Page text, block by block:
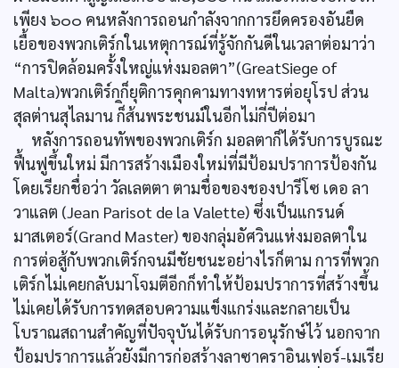
เพียง ๖๐๐ คนหลังการถอนกำลังจากการยึดครองอันยืด
เยื้อของพวกเติร์กในเหตุการณ์ที่รู้จักกันดีในเวลาต่อมาว่า
“การปิดล้อมครั้งใหญ่แห่งมอลตา”(GreatSiege of
Malta)พวกเติร์กก็ยุติการคุกคามทางทหารต่อยุโรป ส่วน
สุลต่านสุไลมาน ก็ิส้นพระชนม์ในอีกไม่กี่ปีต่อมา
หลังการถอนทัพของพวกเติร์ก มอลตาก็ได้รับการบูรณะ
ฟื้นฟูขึ้นใหม่ มีการสร้างเมืองใหม่ที่มีป้อมปราการป้องกัน
โดยเรียกชื่อว่า วัลเลตตา ตามชื่อของชองปารีโซ เดอ ลา
วาแลต (Jean Parisot de la Valette) ซึ่งเป็นแกรนด์
มาสเตอร์(Grand Master) ของกลุ่มอัศวินแห่งมอลตาใน
การต่อสู้กับพวกเติร์กจนมีชัยชนะอย่างไรก็ตาม การที่พวก
เติร์กไม่เคยกลับมาโจมตีอีกก็ทำให้ป้อมปราการที่สร้างขึ้น
ไม่เคยได้รับการทดสอบความแข็งแกร่งและกลายเป็น
โบราณสถานสำคัญที่ปัจจุบันได้รับการอนุรักษ์ไว้ นอกจาก
ป้อมปราการแล้วยังมีการก่อสร้างลาซาคราอินเฟอร์-เมเรีย